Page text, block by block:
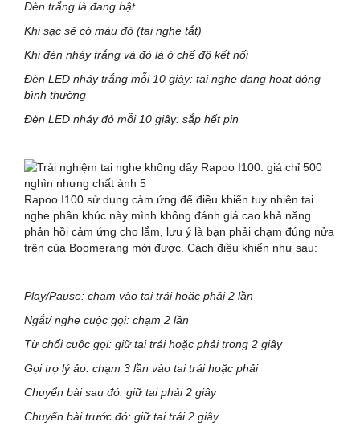
Đèn trắng là đang bật
Khi sạc sẽ có màu đỏ (tai nghe tắt)
Khi đèn nháy trắng và đỏ là ở chế độ kết nối
Đèn LED nháy trắng mỗi 10 giây: tai nghe đang hoạt động
bình thường
Đèn LED nháy đỏ mỗi 10 giây: sắp hết pin
Rapoo I100 sử dụng cảm ứng để điều khiển tuy nhiên tai
nghe phân khúc này mình không đánh giá cao khả năng
phản hồi cảm ứng cho lắm, lưu ý là bạn phải chạm đúng nửa
trên của Boomerang mới được. Cách điều khiển như sau:
Play/Pause: chạm vào tai trái hoặc phải 2 lần
Ngắt/ nghe cuộc gọi: chạm 2 lần
Từ chối cuộc gọi: giữ tai trái hoặc phải trong 2 giây
Gọi trợ lý ảo: chạm 3 lần vào tai trái hoặc phải
Chuyển bài sau đó: giữ tai phải 2 giây
Chuyển bài trước đó: giữ tai trái 2 giây